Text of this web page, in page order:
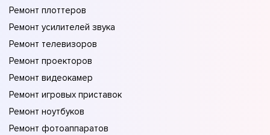
Ремонт плоттеров
Ремонт усилителей звука
Ремонт телевизоров
Ремонт проекторов
Ремонт видеокамер
Ремонт игровых приставок
Ремонт ноутбуков
Ремонт фотоаппаратов